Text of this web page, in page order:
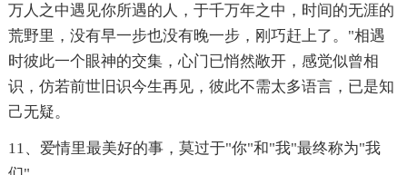
万人之中遇见你所遇的人，于千万年之中，时间的无涯的
荒野里，没有早一步也没有晚一步，刚巧赶上了。"相遇
时彼此一个眼神的交集，心门已悄然敞开，感觉似曾相
识，仿若前世旧识今生再见，彼此不需太多语言，已是知
己无疑。
11、爱情里最美好的事，莫过于"你"和"我"最终称为"我